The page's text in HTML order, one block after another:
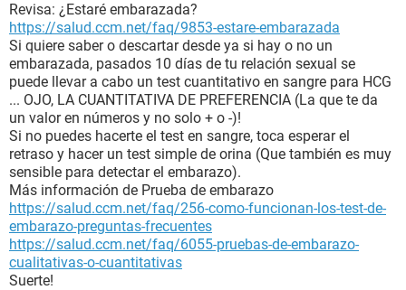
Revisa: ¿Estaré embarazada?
https://salud.ccm.net/faq/9853-estare-embarazada
Si quiere saber o descartar desde ya si hay o no un
embarazada, pasados 10 días de tu relación sexual se
puede llevar a cabo un test cuantitativo en sangre para HCG
... OJO, LA CUANTITATIVA DE PREFERENCIA (La que te da
un valor en números y no solo + o -)!
Si no puedes hacerte el test en sangre, toca esperar el
retraso y hacer un test simple de orina (Que también es muy
sensible para detectar el embarazo).
Más información de Prueba de embarazo
https://salud.ccm.net/faq/256-como-funcionan-los-test-de-
embarazo-preguntas-frecuentes
https://salud.ccm.net/faq/6055-pruebas-de-embarazo-
cualitativas-o-cuantitativas
Suerte!